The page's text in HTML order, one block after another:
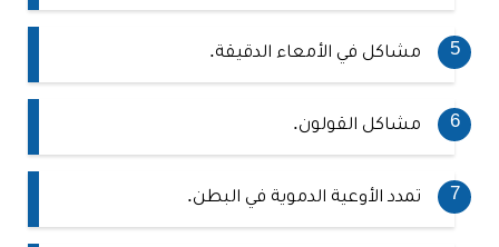
مشاكل في الأمعاء الدقيقة.
مشاكل القولون.
تمدد الأوعية الدموية في البطن.